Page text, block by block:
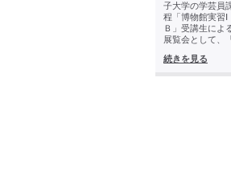
子大学の学芸員
程「博物館実習Ⅰ
Ｂ」受講生によ
展覧会として、
続きを見る